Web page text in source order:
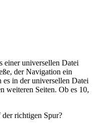
einer universellen Datei
der Navigation ein
in der universellen Datei
weiteren Seiten. Ob es 10,
richtigen Spur?